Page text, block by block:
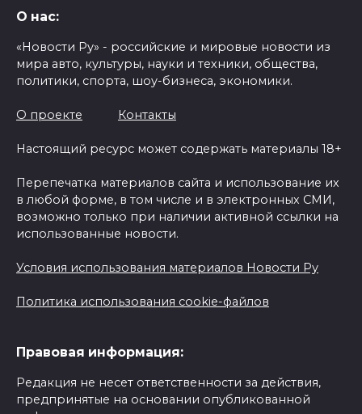
О нас:
«Новости Ру» - российские и мировые новости из
мира авто, культуры, науки и техники, общества,
политики, спорта, шоу-бизнеса, экономики.
О проекте Контакты
Настоящий ресурс может содержать материалы 18+
Перепечатка материалов сайта и использование их
в любой форме, в том числе и в электронных СМИ,
возможно только при наличии активной ссылки на
использованные новости.
Условия использования материалов Новости Ру
Политика использования cookie-файлов
Правовая информация:
Редакция не несет ответственности за действия,
предпринятые на основании опубликованной